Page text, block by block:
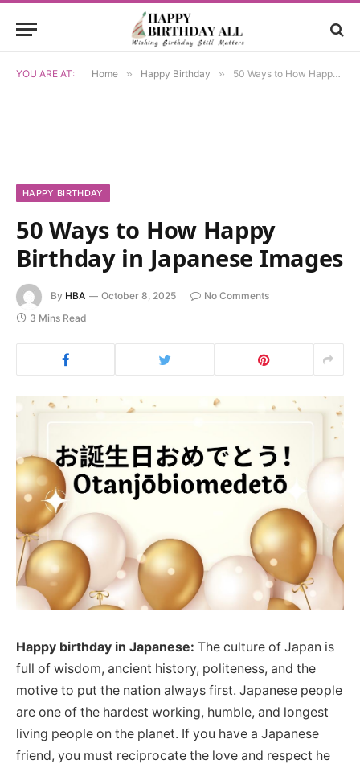
YOU ARE AT: Home » Happy Birthday » 50 Ways to How Happy Birthday in Japanese Images
HAPPY BIRTHDAY
50 Ways to How Happy
Birthday in Japanese Images
By HBA October 8, 2025
No Comments
3 Mins Read
Happy birthday in Japanese: The culture of Japan is
full of wisdom, ancient history, politeness, and the
motive to put the nation always first. Japanese people
are one of the hardest working, humble, and longest
living people on the planet. If you have a Japanese
friend, you must reciprocate the love and respect he